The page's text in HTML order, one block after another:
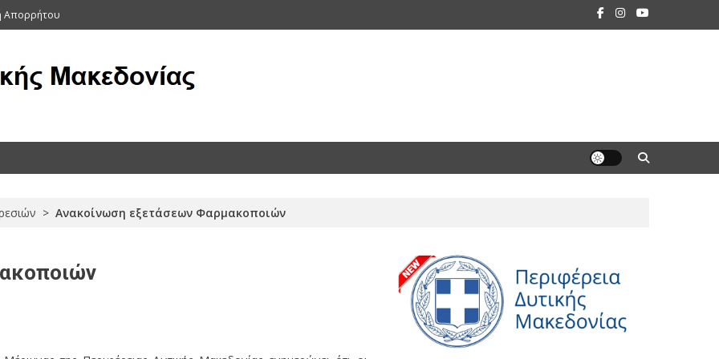
Απορρήτου
(Αρχείο 2011-2015)
> Ανακοίνωση εξετάσεων Φαρμακοποιών